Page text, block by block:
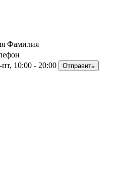
Фамилия
10:00 - 20:00 Отправить